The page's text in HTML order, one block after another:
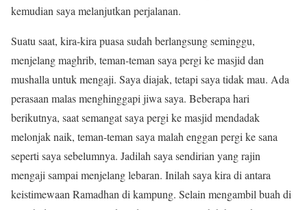
kemudian saya melanjutkan perjalanan.
Suatu saat, kira-kira puasa sudah berlangsung seminggu,
menjelang maghrib, teman-teman saya pergi ke masjid dan
mushalla untuk mengaji. Saya diajak, tetapi saya tidak mau. Ada
perasaan malas menghinggapi jiwa saya. Beberapa hari
berikutnya, saat semangat saya pergi ke masjid mendadak
melonjak naik, teman-teman saya malah enggan pergi ke sana
seperti saya sebelumnya. Jadilah saya sendirian yang rajin
mengaji sampai menjelang lebaran. Inilah saya kira di antara
keistimewaan Ramadhan di kampung. Selain mengambil buah di